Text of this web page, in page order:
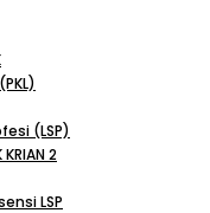
(LSP)
2
LSP